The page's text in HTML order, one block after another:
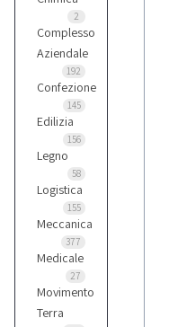
2
Complesso
Aziendale
192
Confezione
145
Edilizia
156
Legno
58
Logistica
155
Meccanica
377
Medicale
27
Movimento
Terra